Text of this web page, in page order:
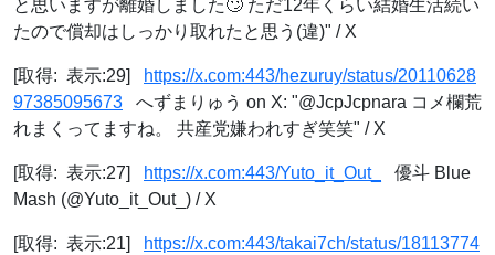
と思いますが離婚しました🙄 ただ12年くらい結婚生活続い
たので償却はしっかり取れたと思う(違)" / X
[取得: 表示:29]
https://x.com:443/hezuruy/status/20110628
97385095673 へずまりゅう on X: "@JcpJcpnara コメ欄荒
れまくってますね。 共産党嫌われすぎ笑笑" / X
[取得: 表示:27] https://x.com:443/Yuto_it_Out_
優斗 Blue
Mash (@Yuto_it_Out_) / X
[取得: 表示:21]
https://x.com:443/takai7ch/status/18113774